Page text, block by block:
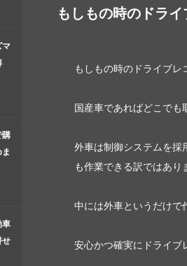
もしもの時のドラ
もしもの時のドライブレ
国産車であればどこでも
外車は制御システムを採
も作業できる訳ではあり
中には外車というだけで
安心かつ確実にドライブ
マ
購
車
せ